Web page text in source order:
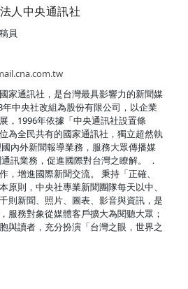
人中央通訊社
員
家通訊社，是台灣最具影響力的新聞媒
中央社改組為股份有限公司，以企業
，1996年依據「中央通訊社設置條
為全民共有的國家通訊社，獨立超然執
內外新聞報導業務，服務大眾傳播媒
訊業務，促進國際對台灣之瞭解。 ．
，增進國際新聞交流。 秉持「正確、
原則，中央社專業新聞團隊每天以中、
則新聞、照片、圖表、影音與資訊，是
服務對象從媒體客戶擴大為閱聽大眾；
與讀者，充分扮演「台灣之眼，世界之